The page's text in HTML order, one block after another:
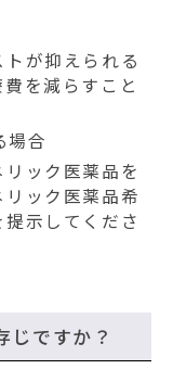
が抑えられる
を減らすこと
場合
ック医薬品を
ック医薬品希
示してくださ
じですか？